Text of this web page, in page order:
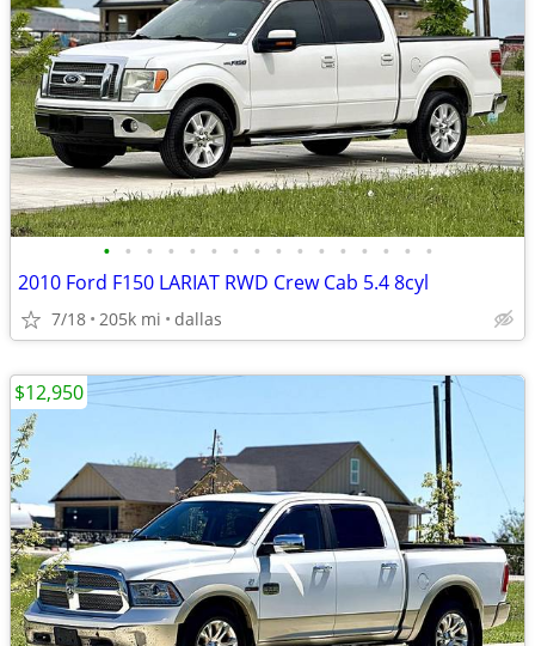
• • • • • • • • • • • • • • • •
2010 Ford F150 LARIAT RWD Crew Cab 5.4 8cyl
7/18 205k mi dallas
$12,950